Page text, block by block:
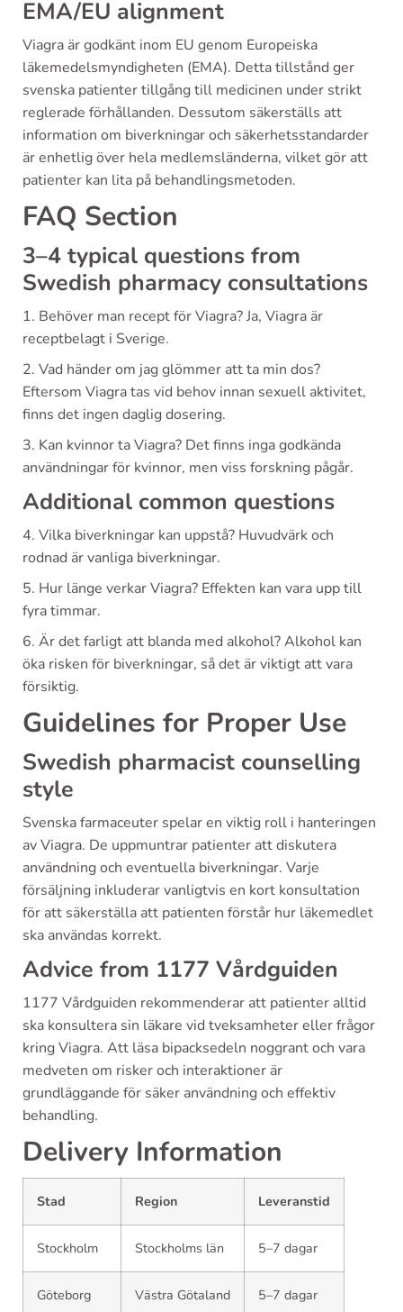
EMA/EU alignment
Viagra är godkänt inom EU genom Europeiska
läkemedelsmyndigheten (EMA). Detta tillstånd ger
svenska patienter tillgång till medicinen under strikt
reglerade förhållanden. Dessutom säkerställs att
information om biverkningar och säkerhetsstandarder
är enhetlig över hela medlemsländerna, vilket gör att
patienter kan lita på behandlingsmetoden.
FAQ Section
3–4 typical questions from
Swedish pharmacy consultations
1. Behöver man recept för Viagra? Ja, Viagra är
receptbelagt i Sverige.
2. Vad händer om jag glömmer att ta min dos?
Eftersom Viagra tas vid behov innan sexuell aktivitet,
finns det ingen daglig dosering.
3. Kan kvinnor ta Viagra? Det finns inga godkända
användningar för kvinnor, men viss forskning pågår.
Additional common questions
4. Vilka biverkningar kan uppstå? Huvudvärk och
rodnad är vanliga biverkningar.
5. Hur länge verkar Viagra? Effekten kan vara upp till
fyra timmar.
6. Är det farligt att blanda med alkohol? Alkohol kan
öka risken för biverkningar, så det är viktigt att vara
försiktig.
Guidelines for Proper Use
Swedish pharmacist counselling
style
Svenska farmaceuter spelar en viktig roll i hanteringen
av Viagra. De uppmuntrar patienter att diskutera
användning och eventuella biverkningar. Varje
försäljning inkluderar vanligtvis en kort konsultation
för att säkerställa att patienten förstår hur läkemedlet
ska användas korrekt.
Advice from 1177 Vårdguiden
1177 Vårdguiden rekommenderar att patienter alltid
ska konsultera sin läkare vid tveksamheter eller frågor
kring Viagra. Att läsa bipacksedeln noggrant och vara
medveten om risker och interaktioner är
grundläggande för säker användning och effektiv
behandling.
Delivery Information
Stad Region Leveranstid
Stockholm Stockholms län 5–7 dagar
Göteborg Västra Götaland 5–7 dagar